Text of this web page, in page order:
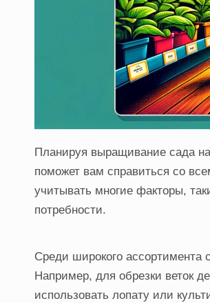
Планируя выращивание сада
поможет вам справиться со
учитывать многие факторы,
потребности.
Среди широкого ассортимента
Например, для обрезки веток
использовать лопату или